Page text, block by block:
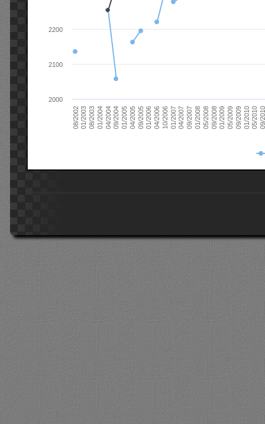
08/200201/200308/200301/200404/200409/200401/200504/200509/200501/200604/200610/200601/200704/200709/200701/200805/200809/200801/200905/200909/200901/201005/201009/
2000
2100
2200